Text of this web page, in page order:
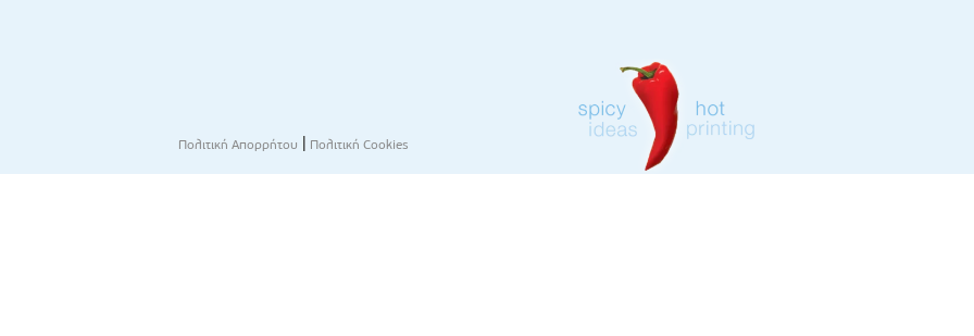
Πολιτική Απορρήτου | Πολιτική Cookies